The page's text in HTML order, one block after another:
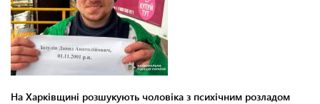
На Харківщині розшукують чоловіка з психічним розладом